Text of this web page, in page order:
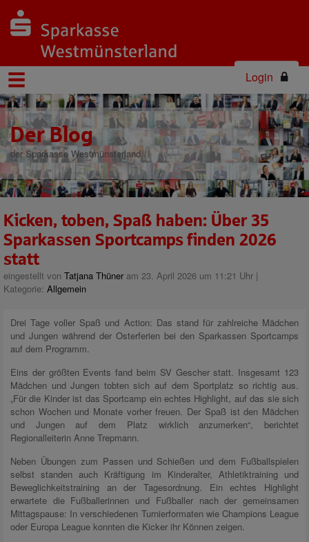
Login
Der Blog
der Sparkasse Westmünsterland
Kicken, toben, Spaß haben: Über 35
Sparkassen Sportcamps finden 2026
statt
eingestellt von Tatjana Thüner am 23. April 2026 um 11:21 Uhr |
Kategorie: Allgemein
Drei Tage voller Spaß und Action: Das stand für zahlreiche Mädchen
und Jungen während der Osterferien bei den Sparkassen Sportcamps
auf dem Programm.
Eins der größten Events fand beim SV Gescher statt. Insgesamt 123
Mädchen und Jungen tobten sich auf dem Sportplatz so richtig aus.
„Für die Kinder ist das Sportcamp ein echtes Highlight, auf das sie sich
schon Wochen und Monate vorher freuen. Der Spaß ist den Mädchen
und Jungen auf dem Platz wirklich anzumerken“, berichtet
Regionalleiterin Anne Trepmann.
Neben Übungen zum Passen und Schießen und dem Fußballspielen
selbst standen auch Kräftigung im Kinderalter, Athletiktraining und
Beweglichkeitstraining an der Tagesordnung. Ein echtes Highlight
erwartete die Fußballerinnen und Fußballer nach der gemeinsamen
Mittagspause: In verschiedenen Turnierformaten wie Champions League
oder Europa League konnten die Kicker ihr Können zeigen.